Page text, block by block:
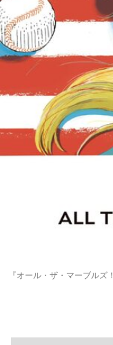
『オール・ザ・マーブル